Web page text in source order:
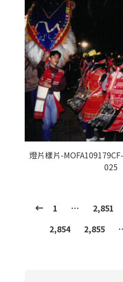
燈片樣片-
025
1 … 2,851
2,854
2,855